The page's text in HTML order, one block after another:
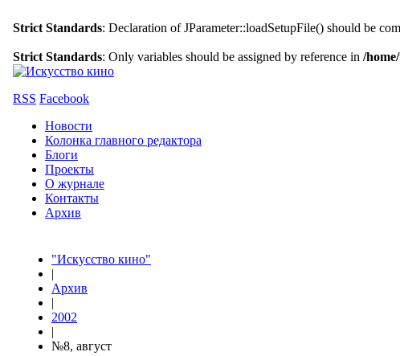
Strict Standards: Declaration of JParameter::loadSetupFile() should be
Strict Standards: Only variables should be assigned by reference in /
RSS Facebook
Новости
Колонка главного редактора
Блоги
Проекты
О журнале
Контакты
Архив
"Искусство кино"
|
Архив
|
2002
|
№8, август